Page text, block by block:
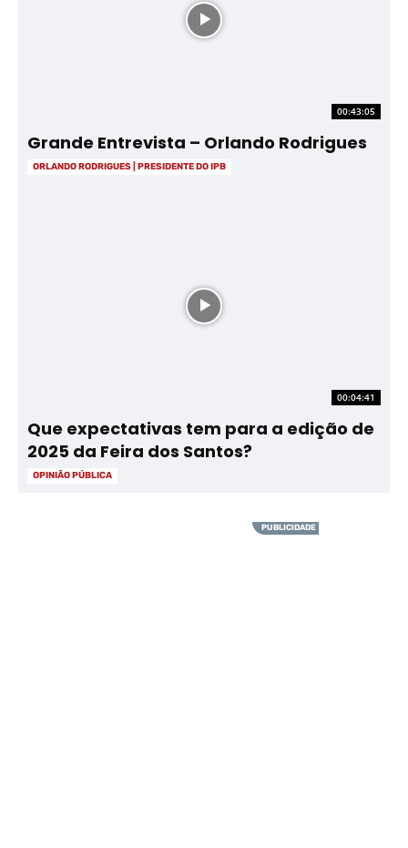
00:43:05
Grande Entrevista – Orlando Rodrigues
ORLANDO RODRIGUES | PRESIDENTE DO IPB
00:04:41
Que expectativas tem para a edição de
2025 da Feira dos Santos?
OPINIÃO PÚBLICA